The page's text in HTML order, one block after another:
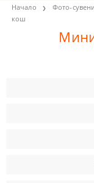
Начало Фото-
кош